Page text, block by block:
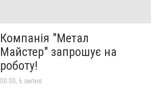
Компанія "Метал
Майстер" запрошує на
роботу!
00:00, 6 липня